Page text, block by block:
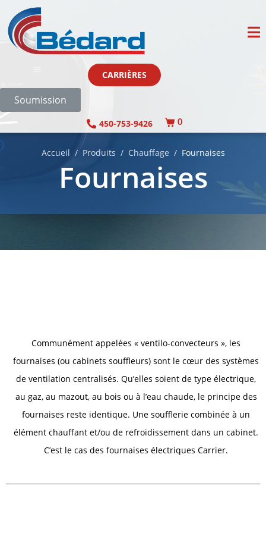
CARRIÈRES
Soumission
450-753-9426 0
Accueil Produits Chauffage Fournaises
Fournaises
Communément appelées « ventilo-convecteurs », les
fournaises (ou cabinets souffleurs) sont le cœur des systèmes
de ventilation centralisés. Qu’elles soient de type électrique,
au gaz, au mazout, au bois ou à l’eau chaude, le principe des
fournaises reste identique. Une soufflerie combinée à un
élément chauffant et/ou de refroidissement dans un cabinet.
C’est le cas des fournaises électriques Carrier.